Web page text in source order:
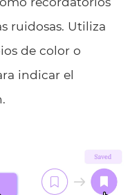
ruidosas. Utiliza
de color o
indicar el